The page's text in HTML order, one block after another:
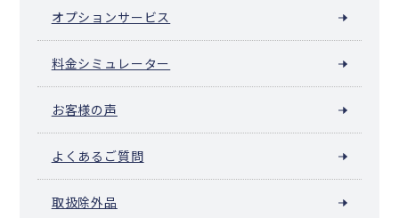
オプションサービス
料金シミュレーター
お客様の声
よくあるご質問
取扱除外品